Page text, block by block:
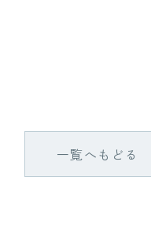
一覧へもどる